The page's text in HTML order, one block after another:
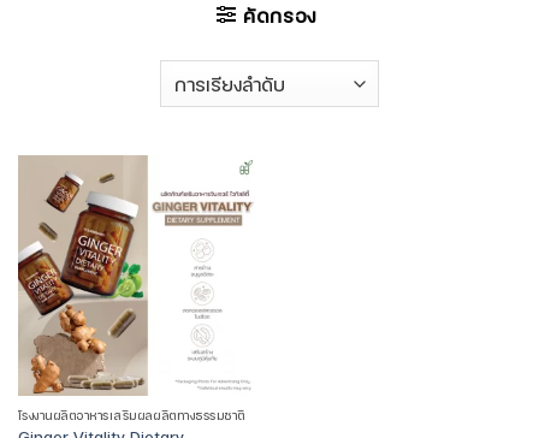
คัดกรอง
โรงงานผลิตอาหารเสริมผลผลิตทางธรรมชาติ